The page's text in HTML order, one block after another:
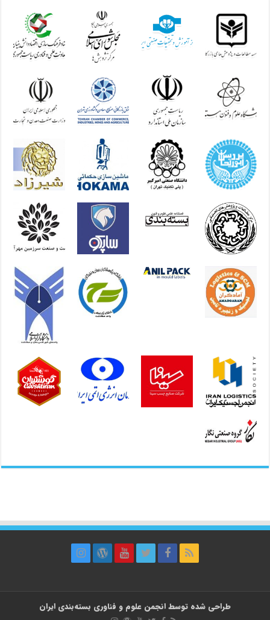
طراحی شده توسطانجمن علوم و فناوری بسته‌بندی ایران